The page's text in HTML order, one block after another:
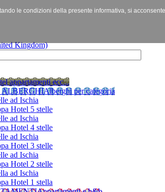
appartamenti ecc...
ALBERGHIAlberghi per categoria
ad Ischia
Hotel 5 stelle
ad Ischia
Hotel 4 stelle
ad Ischia
Hotel 3 stelle
ad Ischia
Hotel 2 stelle
ad Ischia
Hotel 1 stella
le condizioni della presente informativa, si